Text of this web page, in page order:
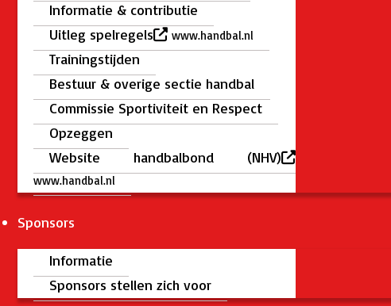
Informatie & contributie
Uitleg spelregels
www.handbal.nl
Trainingstijden
Bestuur & overige sectie handbal
Commissie Sportiviteit en Respect
Opzeggen
Website handbalbond (NHV)
www.handbal.nl
Sponsors
Informatie
Sponsors stellen zich voor